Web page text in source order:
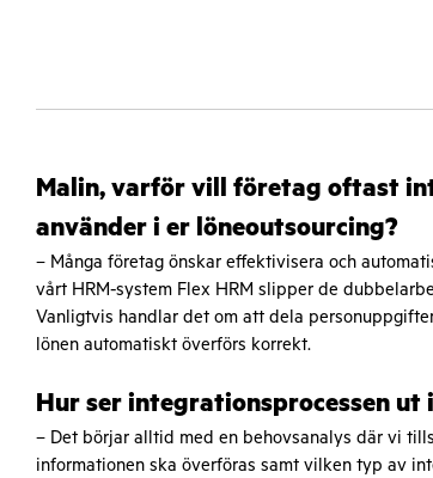
Malin, varför vill företag oftast
använder i er löneoutsourcing?
– Många företag önskar effektivisera och
vårt HRM-system Flex HRM slipper de
Vanligtvis handlar det om att dela
lönen automatiskt överförs korrekt.
Hur ser integrationsprocessen ut
– Det börjar alltid med en behovsanalys där vi
informationen ska överföras samt vilken typ av